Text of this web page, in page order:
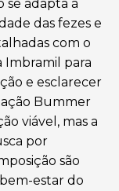
se adapta à
das fezes e
com o
para
e esclarecer
Bummer
viável, mas a
por
são
estar do